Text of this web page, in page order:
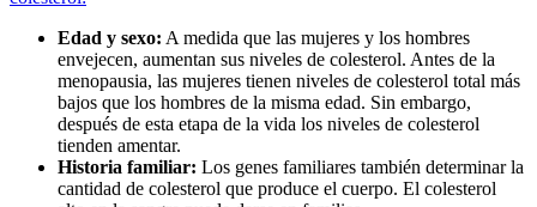
Edad y sexo: A medida que las mujeres y los hombres
envejecen, aumentan sus niveles de colesterol. Antes de la
menopausia, las mujeres tienen niveles de colesterol total más
bajos que los hombres de la misma edad. Sin embargo,
después de esta etapa de la vida los niveles de colesterol
tienden amentar.
Historia familiar: Los genes familiares también determinar la
cantidad de colesterol que produce el cuerpo. El colesterol